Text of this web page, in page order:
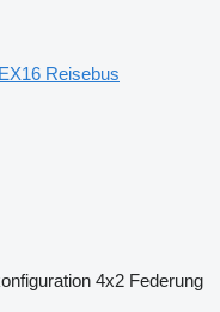
Reisebus
4x2 Federung